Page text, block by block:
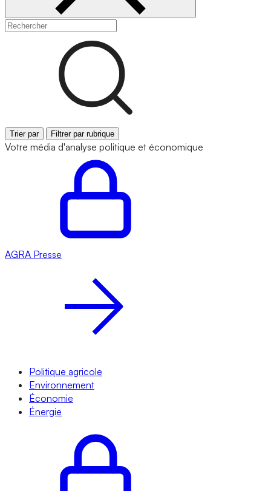
Trier par Filtrer par rubrique
Votre média d'analyse politique et économique
AGRA Presse
Politique agricole
Environnement
Économie
Énergie